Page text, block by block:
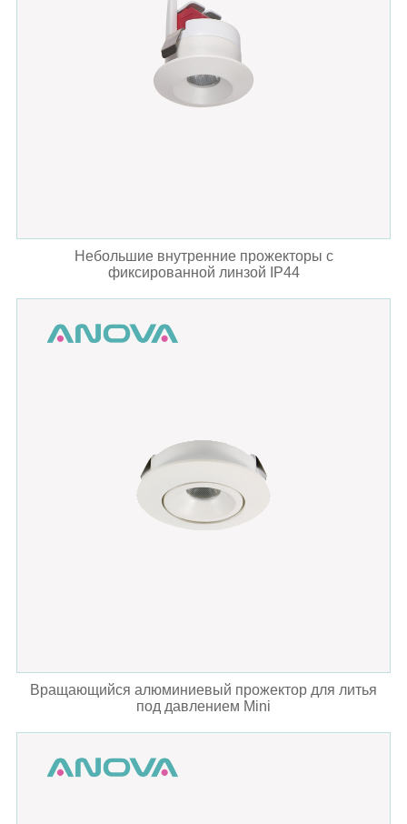
Небольшие внутренние прожекторы с
фиксированной линзой IP44
Вращающийся алюминиевый прожектор для литья
под давлением Mini